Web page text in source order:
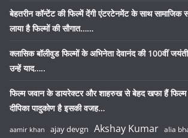
बेहतरीन कॉन्टेंट की फिल्में देंगी एंटरटेनमेंट के साथ सामाजिक
लाया है फिल्मों की सौगात……
क्लासिक बॉलीवुड फिल्मों के अभिनेता देवानंद की 100वीं
उन्हें याद…..
फिल्म जवान के डायरेक्टर और शाहरुख से बेहद खफा हैं फिल्म
दीपिका पादुकोण है इसकी वजह…
aamir khan ajay devgn Akshay Kumar alia